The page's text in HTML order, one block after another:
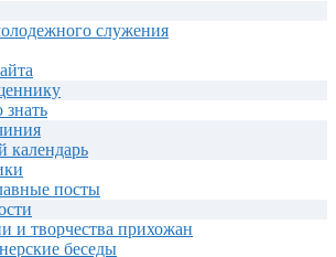
служения
знать
календарь
посты
и творчества прихожан
беседы